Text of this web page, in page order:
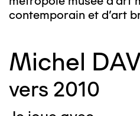
contemporain et d’art
Michel
vers 2010